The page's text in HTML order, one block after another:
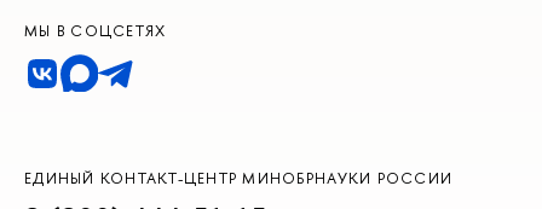
МЫ В СОЦСЕТЯХ
ЕДИНЫЙ КОНТАКТ-ЦЕНТР МИНОБРНАУКИ РОССИИ